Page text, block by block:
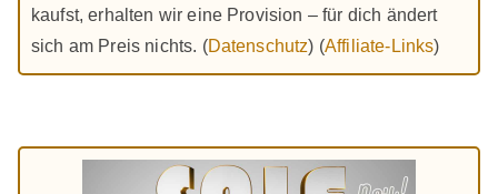
kaufst, erhalten wir eine Provision – für dich ändert
sich am Preis nichts. (Datenschutz) (Affiliate-Links)